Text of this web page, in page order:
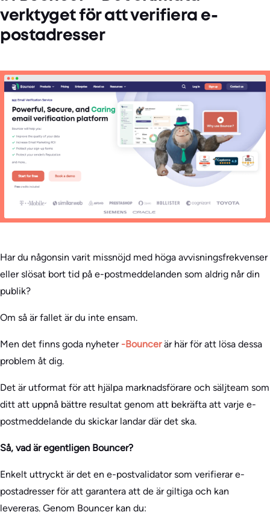
verktyget för att verifiera e-
postadresser
Har du någonsin varit missnöjd med höga avvisningsfrekvenser
eller slösat bort tid på e-postmeddelanden som aldrig når din
publik?
Om så är fallet är du inte ensam.
Men det finns goda nyheter -Bouncerär här för att lösa dessa
problem åt dig.
Det är utformat för att hjälpa marknadsförare och säljteam som
ditt att uppnå bättre resultat genom att bekräfta att varje e-
postmeddelande du skickar landar där det ska.
Så, vad är egentligen Bouncer?
Enkelt uttryckt är det en e-postvalidator som verifierar e-
postadresser för att garantera att de är giltiga och kan
levereras. Genom Bouncer kan du: